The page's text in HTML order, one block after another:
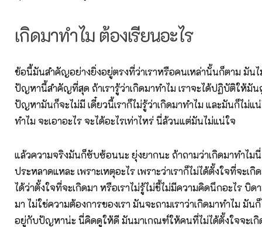
เกิดมาทำไม ต้องเรียนอะไร
ข้อนี้มันสำคัญอย่างยิ่งอยู่ตรงที่ว่าเราหรือคนเหล่านั้นก็ตาม มันไ
ปัญหานี้สำคัญที่สุด ถ้าเรารู้ว่าเกิดมาทำไม เราจะได้ปฏิบัติให้มั
ปัญหามันก็จะไม่มี เดี๋ยวนี้เราก็ไม่รู้ว่าเกิดมาทำไม และมันก็ไม่แ
ทำไม จะเอาอะไร จะได้อะไรเท่าไหร่ นี่ล้วนแต่มันไม่แน่ใจ
แล้วความจริงมันก็ซับซ้อนนะ ยุ่งยากนะ ถ้าถามว่าเกิดมาทำไม
ประหลาดแหละ เพราะเหตุอะไร เพราะว่าเราก็ไม่ได้ตั้งใจที่จะเ
ได้ว่าตั้งใจที่จะเกิดมา หรือเราไม่รู้ไม่ชี้ไม่มีความคิดนึกอะไร บิด
มา ไม่ใช่ความต้องการของเรา มันจะถามเราว่าเกิดมาทำไม มั
อยู่กับปัญหาน่ะ นี่คิดดูให้ดี มันมาเกณฑ์ให้คนที่ไม่ได้ตั้งใจจะเกิ